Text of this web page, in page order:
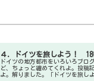
４．ドイツを旅しよう！ 18
ドイツの地方都市をいろいろブロ
ど、ちょっと纏めてくれよ。投稿
よ。解りました。「ドイツを旅し